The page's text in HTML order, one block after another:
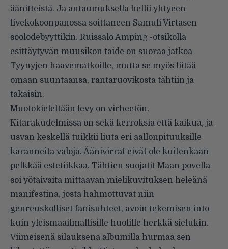
äänitteistä. Ja antaumuksella hellii yhtyeen
livekokoonpanossa soittaneen Samuli Virtasen
soolodebyyttikin. Ruissalo Amping -otsikolla
esittäytyvän muusikon taide on suoraa jatkoa
Tyynyjen haavematkoille, mutta se myös liitää
omaan suuntaansa, rantaruovikosta tähtiin ja
takaisin.
Muotokieleltään levy on virheetön.
Kitarakudelmissa on sekä kerroksia että kaikua, ja
usvan keskellä tuikkii liuta eri aallonpituuksille
karanneita valoja. Äänivirrat eivät ole kuitenkaan
pelkkää estetiikkaa. Tähtien suojatit Maan povella
soi yötaivaita mittaavan mielikuvituksen heleänä
manifestina, josta hahmottuvat niin
genreuskolliset fanisuhteet, avoin tekemisen into
kuin yleismaailmallisille huolille herkkä sielukin.
Viimeisenä silauksena albumilla hurmaa sen